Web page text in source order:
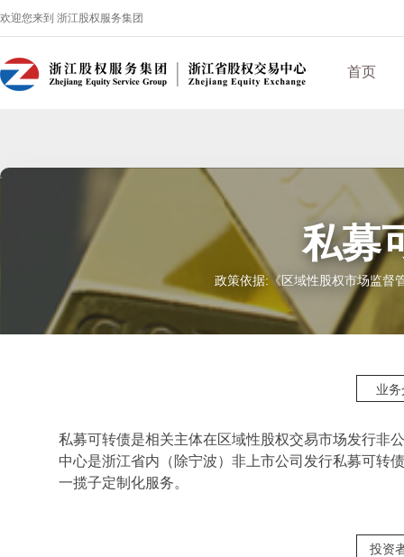
欢迎您来到 浙江股权服务集团
首页
私募
政策依据:《区域性股权市场监督
业
私募可转债是相关主体在区域性股权交易市场发行非
中心是浙江省内（除宁波）非上市公司发行私募可转
一揽子定制化服务。
投资